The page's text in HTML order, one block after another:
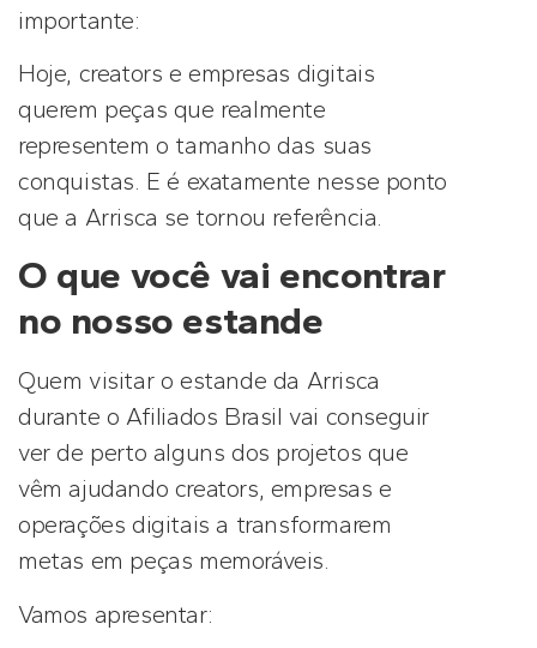
importante:
Hoje, creators e empresas digitais
querem peças que realmente
representem o tamanho das suas
conquistas. E é exatamente nesse ponto
que a Arrisca se tornou referência.
O que você vai encontrar
no nosso estande
Quem visitar o estande da Arrisca
durante o Afiliados Brasil vai conseguir
ver de perto alguns dos projetos que
vêm ajudando creators, empresas e
operações digitais a transformarem
metas em peças memoráveis.
Vamos apresentar: